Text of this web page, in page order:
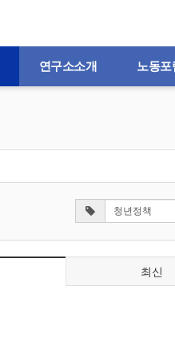
연구소소개 노동포
최신